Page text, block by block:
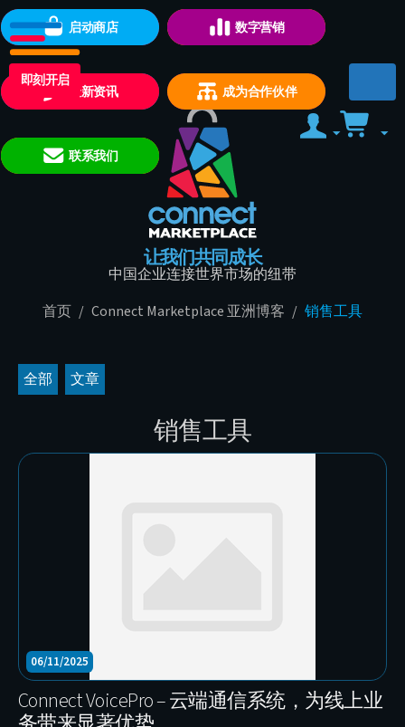
启动商店 数字营销
最新资讯 成为合作伙伴
联系我们
即刻开启
让我们共同成长
中国企业连接世界市场的纽带
首页 / Connect Marketplace 亚洲博客 / 销售工具
全部 文章
销售工具
06/11/2025
Connect VoicePro – 云端通信系统，为线上业